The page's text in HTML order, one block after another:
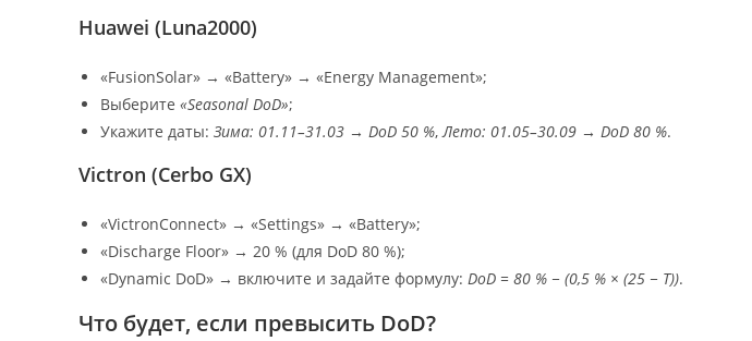
Huawei (Luna2000)
«FusionSolar» → «Battery» → «Energy Management»;
Выберите «Seasonal DoD»;
Укажите даты: Зима: 01.11–31.03 → DoD 50 %, Лето: 01.05–30.09 → DoD 80 %.
Victron (Cerbo GX)
«VictronConnect» → «Settings» → «Battery»;
«Discharge Floor» → 20 % (для DoD 80 %);
«Dynamic DoD» → включите и задайте формулу: DoD = 80 % − (0,5 % × (25 − T)).
Что будет, если превысить DoD?